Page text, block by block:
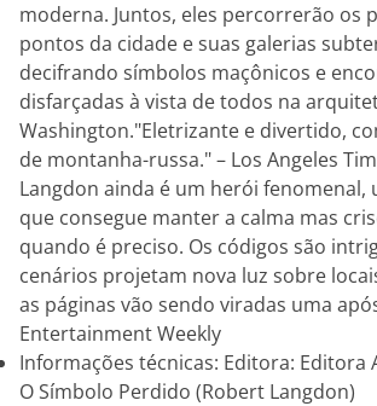
moderna. Juntos, eles percorrerão os
pontos da cidade e suas galerias
decifrando símbolos maçônicos e
disfarçadas à vista de todos na
Washington."Eletrizante e divertido,
de montanha-russa." – Los Angeles
Langdon ainda é um herói fenomenal,
que consegue manter a calma mas
quando é preciso. Os códigos são
cenários projetam nova luz sobre
as páginas vão sendo viradas uma
Entertainment Weekly
Informações técnicas: Editora: Editora
O Símbolo Perdido (Robert Langdon)